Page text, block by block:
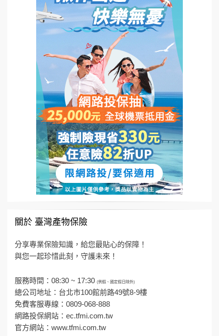
關於 臺灣產物保險
分享專業保險知識，給您最貼心的保障！
與您一起珍惜此刻，守護未來！
服務時間：08:30 ~ 17:30 (例假、國定假日除外)
總公司地址：台北市100館前路49號8-9樓
免費客服專線：0809-068-888
網路投保網站： ec.tfmi.com.tw
官方網站： www.tfmi.com.tw